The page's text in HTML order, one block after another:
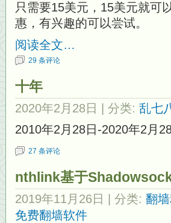
只需要15美元，15美元就可
惠，有兴趣的可以尝试。
阅读全文…
29 条评论
十年
2020年2月28日 | 分类: 乱七
2010年2月28日-2020年2月
27 条评论
nthlink基于
2019年11月26日 | 分类: 翻
免费翻墙软件